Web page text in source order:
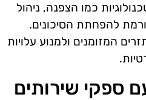
כמו הצפנה, ניהול
להפחתת הסיכונים.
המזומנים ולמנוע עלויות
ספקי שירותים